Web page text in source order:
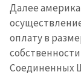
Далее
оплату в
Соединенных